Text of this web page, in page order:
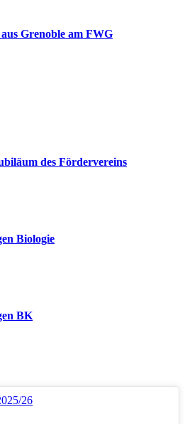
Grenoble am FWG
des Fördervereins
Biologie
BK